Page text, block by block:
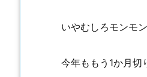
いやむしろモンモ
今年ももう1か月切